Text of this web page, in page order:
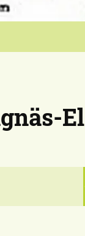
El